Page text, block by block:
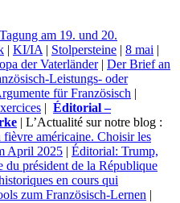
am 19. und 20.
| KI/IA | Stolpersteine | 8 mai |
der Vaterländer| Der Brief an
Leistungs- oder
für Französisch |
| Éditorial –
| L’Actualité sur notre blog :
américaine. Choisir les
April 2025 | Éditorial: Trump,
du président de la République
en cours qui
zum Französisch-Lernen |